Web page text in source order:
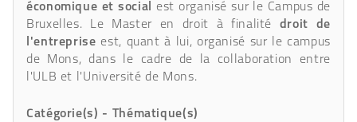
économique et social est organisé sur le Campus de
Bruxelles. Le Master en droit à finalité droit de
l'entreprise est, quant à lui, organisé sur le campus
de Mons, dans le cadre de la collaboration entre
l'ULB et l'Université de Mons.
Catégorie(s) - Thématique(s)